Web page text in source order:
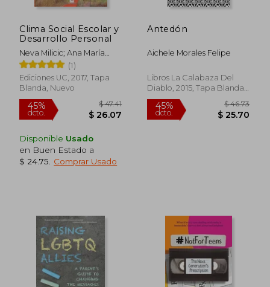
Clima Social Escolar y
Desarrollo Personal
Neva Milicic; Ana María
Aron
(1)
Ediciones UC, 2017, Tapa
Blanda, Nuevo
Disponible Usado
en Buen Estado a
$ 24.75
Comprar Usado
Antedón
Aichele Morales Felipe
Libros La Calabaza Del
Diablo, 2015, Tapa Blanda,
Nuevo